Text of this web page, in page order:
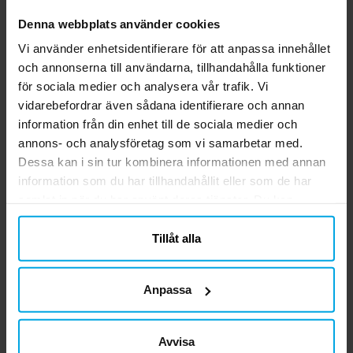
Denna webbplats använder cookies
Vi använder enhetsidentifierare för att anpassa innehållet
och annonserna till användarna, tillhandahålla funktioner
för sociala medier och analysera vår trafik. Vi
vidarebefordrar även sådana identifierare och annan
information från din enhet till de sociala medier och
annons- och analysföretag som vi samarbetar med.
Dessa kan i sin tur kombinera informationen med annan
information som du har tillhandahållit eller som de har
närsomhelst ändra ditt samtycke.
Tillåt alla
Anpassa
Avvisa
Sidenband Grattis 5
meter
Pris:29,00 kr
29,00 kr
KÖP
Flaggirlang Svenska
Flaggan 10 meter
Pris:39,00 kr
39,00 kr
KÖP
Andra köpte även